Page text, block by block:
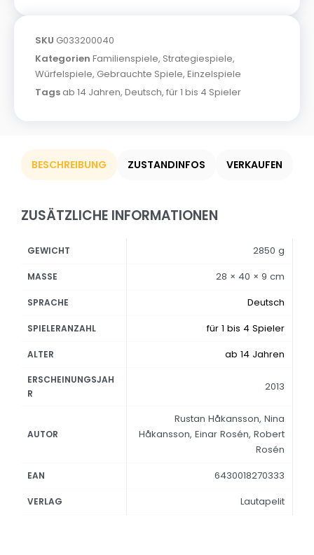
SKU G033200040
Kategorien Familienspiele, Strategiespiele,
Würfelspiele, Gebrauchte Spiele, Einzelspiele
Tags ab 14 Jahren, Deutsch, für 1 bis 4 Spieler
BESCHREIBUNG ZUSTANDINFOS VERKAUFEN
ZUSÄTZLICHE INFORMATIONEN
GEWICHT 2850 g
MASSE 28 × 40 × 9 cm
SPRACHE Deutsch
SPIELERANZAHL für 1 bis 4 Spieler
ALTER ab 14 Jahren
ERSCHEINUNGSJAH
R
2013
AUTOR
Rustan Håkansson, Nina
Håkansson, Einar Rosén, Robert
Rosén
EAN 6430018270333
VERLAG Lautapelit